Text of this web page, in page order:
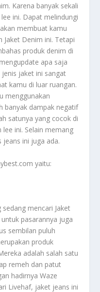
Karena banyak sekali
ini. Dapat melindungi
membuat kamu
Jaket Denim ini. Tetapi
produk denim di
apa saja
jaket ini sangat
kamu di luar ruangan.
menggunakan
banyak dampak negatif
satunya yang cocok di
ini. Selain memang
jeans ini juga ada.
yaitu:
sedang mencari Jaket
pasarannya juga
sembilan puluh
produk
adalah salah satu
remeh dan patut
hadirnya Waze
Livehaf, jaket jeans ini